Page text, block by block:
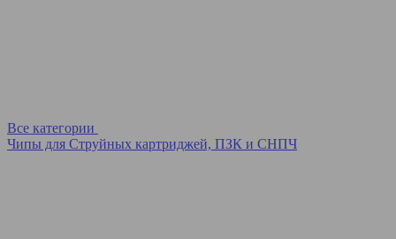
Все категории
Чипы для Струйных картриджей, ПЗК и СНПЧ